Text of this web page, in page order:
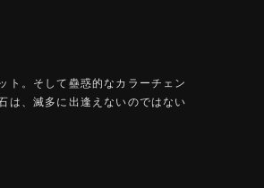
ト。そして蠱惑的なカラーチェン
は、滅多に出逢えないのではない